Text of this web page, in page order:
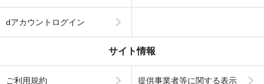
dアカウントログイン
サイト情報
ご利用規約 提供事業者等に関する表示